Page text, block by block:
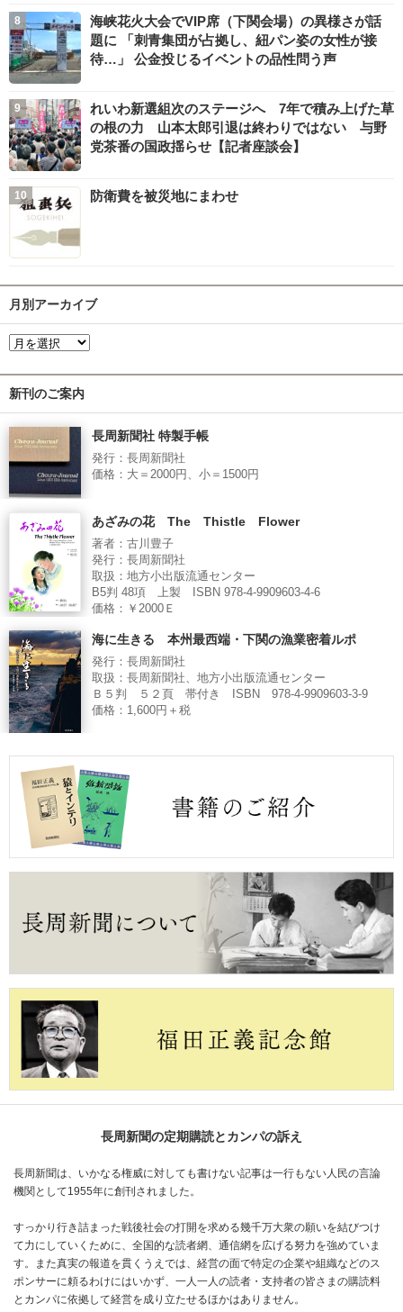
海峡花火大会でVIP席（下関会場）の異様さが話
題に 「刺青集団が占拠し、紐パン姿の女性が接
待…」 公金投じるイベントの品性問う声
れいわ新選組次のステージへ 7年で積み上げた草
の根の力 山本太郎引退は終わりではない 与野
党茶番の国政揺らせ【記者座談会】
防衛費を被災地にまわせ
月別アーカイブ
新刊のご案内
長周新聞社 特製手帳
発行：長周新聞社
価格：大＝2000円、小＝1500円
あざみの花 The Thistle Flower
著者：古川豊子
発行：長周新聞社
取扱：地方小出版流通センター
B5判 48項 上製 ISBN 978-4-9909603-4-6
価格：￥2000Ｅ
海に生きる 本州最西端・下関の漁業密着ルポ
発行：長周新聞社
取扱：長周新聞社、地方小出版流通センター
Ｂ５判 ５２頁 帯付き ISBN 978-4-9909603-3-9
価格：1,600円＋税
長周新聞の定期購読とカンパの訴え
長周新聞は、いかなる権威に対しても書けない記事は一行もない人民の言論
機関として1955年に創刊されました。
すっかり行き詰まった戦後社会の打開を求める幾千万大衆の願いを結びつけ
て力にしていくために、全国的な読者網、通信網を広げる努力を強めていま
す。また真実の報道を貫くうえでは、経営の面で特定の企業や組織などのス
ポンサーに頼るわけにはいかず、一人一人の読者・支持者の皆さまの購読料
とカンパに依拠して経営を成り立たせるほかはありません。